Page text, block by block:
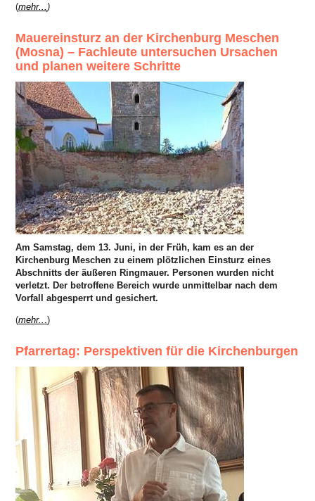
(mehr... )
Mauereinsturz an der Kirchenburg Meschen
(Mosna) – Fachleute untersuchen Ursachen
und planen weitere Schritte
Am Samstag, dem 13. Juni, in der Früh, kam es an der
Kirchenburg Meschen zu einem plötzlichen Einsturz eines
Abschnitts der äußeren Ringmauer. Personen wurden nicht
verletzt. Der betroffene Bereich wurde unmittelbar nach dem
Vorfall abgesperrt und gesichert.
(mehr.. .)
Pfarrertag: Perspektiven für die Kirchenburgen